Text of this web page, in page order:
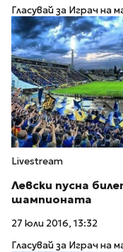
Гласувай за Играч
Livestream
Левски пусна
шампионата
27 юли 2016, 13:32
Гласувай за Играч